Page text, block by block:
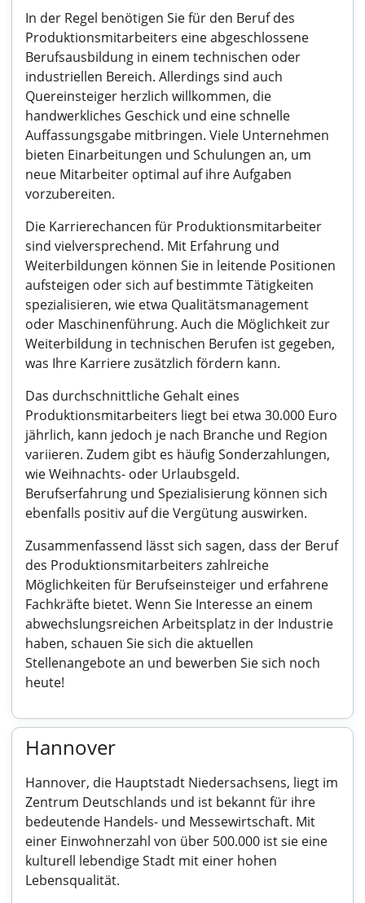
In der Regel benötigen Sie für den Beruf des
Produktionsmitarbeiters eine abgeschlossene
Berufsausbildung in einem technischen oder
industriellen Bereich. Allerdings sind auch
Quereinsteiger herzlich willkommen, die
handwerkliches Geschick und eine schnelle
Auffassungsgabe mitbringen. Viele Unternehmen
bieten Einarbeitungen und Schulungen an, um
neue Mitarbeiter optimal auf ihre Aufgaben
vorzubereiten.
Die Karrierechancen für Produktionsmitarbeiter
sind vielversprechend. Mit Erfahrung und
Weiterbildungen können Sie in leitende Positionen
aufsteigen oder sich auf bestimmte Tätigkeiten
spezialisieren, wie etwa Qualitätsmanagement
oder Maschinenführung. Auch die Möglichkeit zur
Weiterbildung in technischen Berufen ist gegeben,
was Ihre Karriere zusätzlich fördern kann.
Das durchschnittliche Gehalt eines
Produktionsmitarbeiters liegt bei etwa 30.000 Euro
jährlich, kann jedoch je nach Branche und Region
variieren. Zudem gibt es häufig Sonderzahlungen,
wie Weihnachts- oder Urlaubsgeld.
Berufserfahrung und Spezialisierung können sich
ebenfalls positiv auf die Vergütung auswirken.
Zusammenfassend lässt sich sagen, dass der Beruf
des Produktionsmitarbeiters zahlreiche
Möglichkeiten für Berufseinsteiger und erfahrene
Fachkräfte bietet. Wenn Sie Interesse an einem
abwechslungsreichen Arbeitsplatz in der Industrie
haben, schauen Sie sich die aktuellen
Stellenangebote an und bewerben Sie sich noch
heute!
Hannover
Hannover, die Hauptstadt Niedersachsens, liegt im
Zentrum Deutschlands und ist bekannt für ihre
bedeutende Handels- und Messewirtschaft. Mit
einer Einwohnerzahl von über 500.000 ist sie eine
kulturell lebendige Stadt mit einer hohen
Lebensqualität.